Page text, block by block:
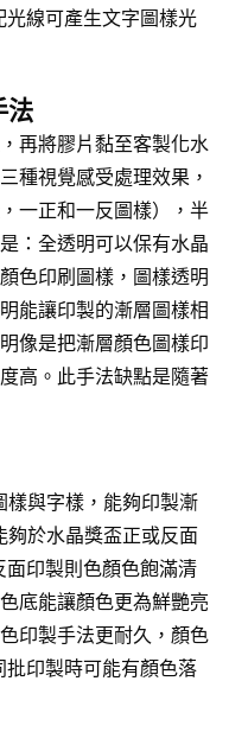
線可產生文字圖樣光
法
再將膠片黏至客製化水
種視覺感受處理效果，
一正和一反圖樣），半
：全透明可以保有水晶
色印刷圖樣，圖樣透明
能讓印製的漸層圖樣相
像是把漸層顏色圖樣印
高。此手法缺點是隨著
與字樣，能夠印製漸
夠於水晶獎盃正或反面
印製則色顏色飽滿清
底能讓顏色更為鮮艷亮
印製手法更耐久，顏色
印製時可能有顏色落